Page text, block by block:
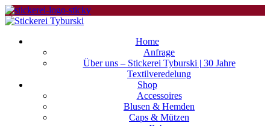
Home
Anfrage
Über uns – Stickerei Tyburski | 30 Jahre
Textilveredelung
Shop
Accessoires
Blusen & Hemden
Caps & Mützen